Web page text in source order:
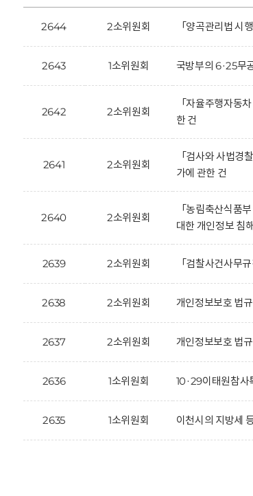
2644 2소위원회 「양곡관리법 시
2643 1소위원회 국방부의 6·25무
2642 2소위원회
「자율주행자동
한 건
2641 2소위원회
「검사와 사법경
가에 관한 건
2640 2소위원회
「농림축산식품
대한 개인정보 침
2639 2소위원회 「검찰사건사무
2638 2소위원회 개인정보보호 법
2637 2소위원회 개인정보보호 법
2636 1소위원회 10·29이태원참사
2635 1소위원회 이천시의 지방세